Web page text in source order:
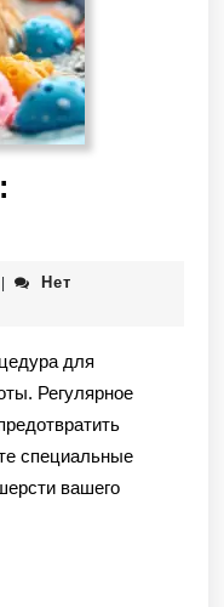
|
Нет
Регулярное
специальные
вашего